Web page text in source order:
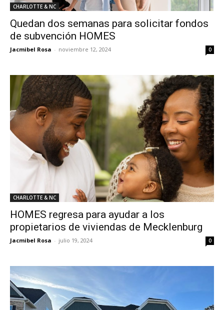
CHARLOTTE & NC
Quedan dos semanas para solicitar fondos
de subvención HOMES
Jacmibel Rosa - noviembre 12, 2024 0
CHARLOTTE & NC
HOMES regresa para ayudar a los
propietarios de viviendas de Mecklenburg
Jacmibel Rosa - julio 19, 2024 0